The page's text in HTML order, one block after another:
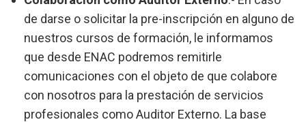
de darse o solicitar la pre-inscripción en alguno de
nuestros cursos de formación, le informamos
que desde ENAC podremos remitirle
comunicaciones con el objeto de que colabore
con nosotros para la prestación de servicios
profesionales como Auditor Externo. La base